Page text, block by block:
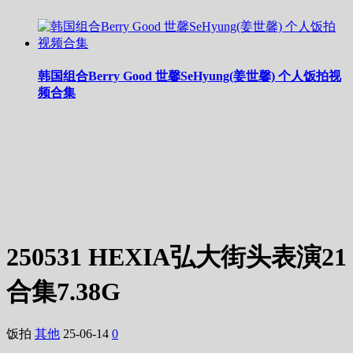
韩国组合Berry Good 世馨SeHyung(姜世馨) 个人饭拍视
频合集
250531 HEXIA弘大街头表演21
合集7.38G
饭拍 其他 25-06-14 0